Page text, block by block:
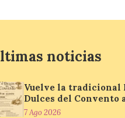
noticias
Vuelve la tradicional
Dulces del Convento
7 Ago 2026